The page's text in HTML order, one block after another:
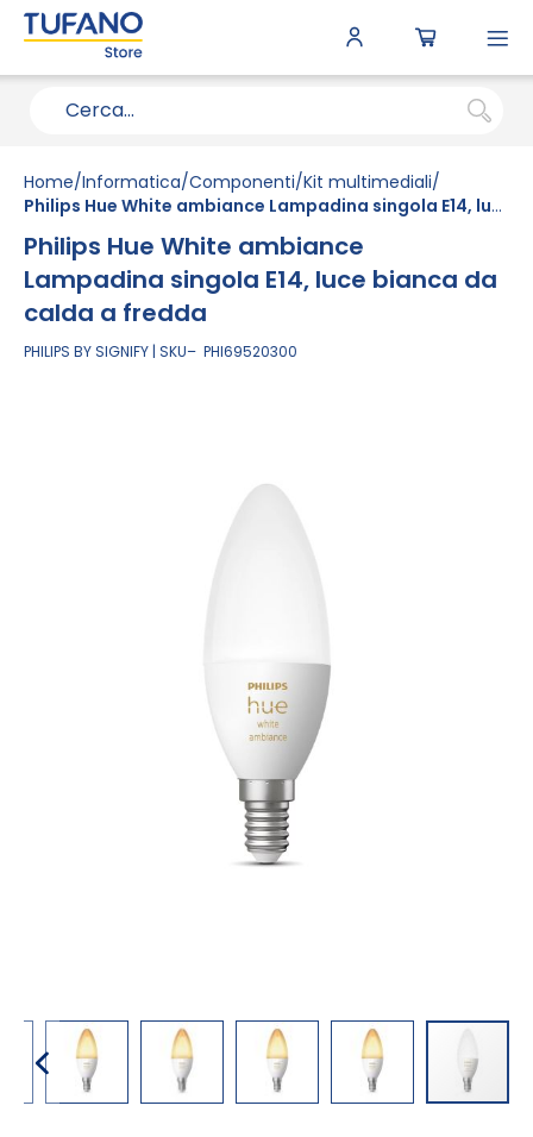
Home Informatica Componenti Kit multimediali
Philips Hue White ambiance Lampadina singola E14, luce bianca da calda a fredda
Philips Hue White ambiance
Lampadina singola E14, luce bianca da
calda a fredda
PHILIPS BY SIGNIFY SKU PHI69520300